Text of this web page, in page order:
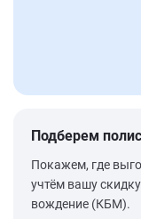
Подберем
Покажем, где
учтём вашу
вождение (КБМ).